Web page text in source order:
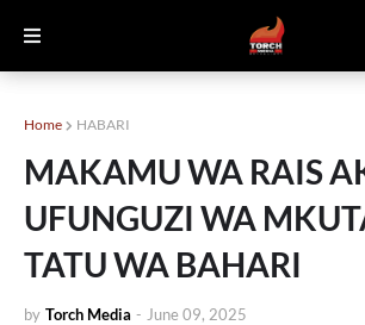
Home HABARI
MAKAMU WA RAIS
UFUNGUZI WA
TATU WA BAHARI
by Torch Media - June 09, 2025